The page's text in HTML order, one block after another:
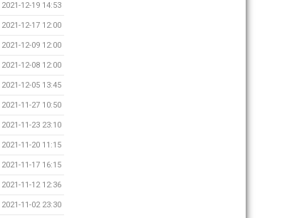
2021-12-19 14:53
2021-12-17 12:00
2021-12-09 12:00
2021-12-08 12:00
2021-12-05 13:45
2021-11-27 10:50
2021-11-23 23:10
2021-11-20 11:15
2021-11-17 16:15
2021-11-12 12:36
2021-11-02 23:30